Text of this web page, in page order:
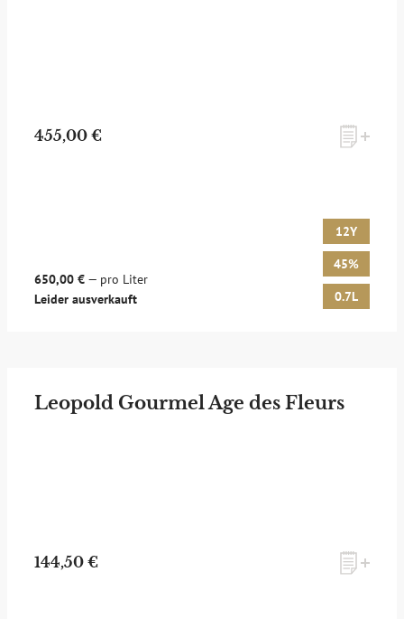
455,00 €
650,00 € — pro Liter
Leider ausverkauft
12Y
45%
0.7L
Leopold Gourmel Age des Fleurs
144,50 €